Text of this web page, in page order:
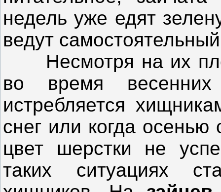
недель уже едят
ведут
Несмотря на их
во время
истребляется
снег или когда
цвет шерстки не
таких ситуациях